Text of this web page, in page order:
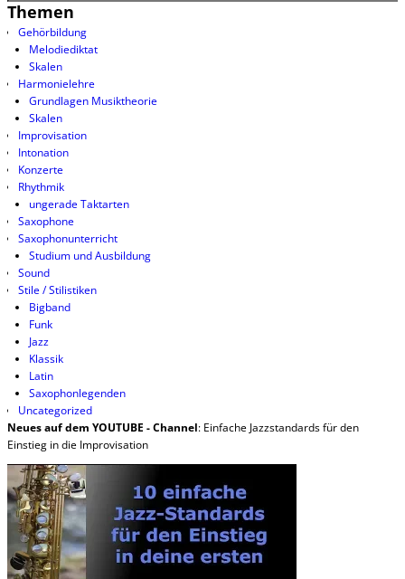
Themen
Gehörbildung
Melodiediktat
Skalen
Harmonielehre
Grundlagen Musiktheorie
Skalen
Improvisation
Intonation
Konzerte
Rhythmik
ungerade Taktarten
Saxophone
Saxophonunterricht
Studium und Ausbildung
Sound
Stile / Stilistiken
Bigband
Funk
Jazz
Klassik
Latin
Saxophonlegenden
Uncategorized
Neues auf dem YOUTUBE - Channel: Einfache Jazzstandards für den
Einstieg in die Improvisation